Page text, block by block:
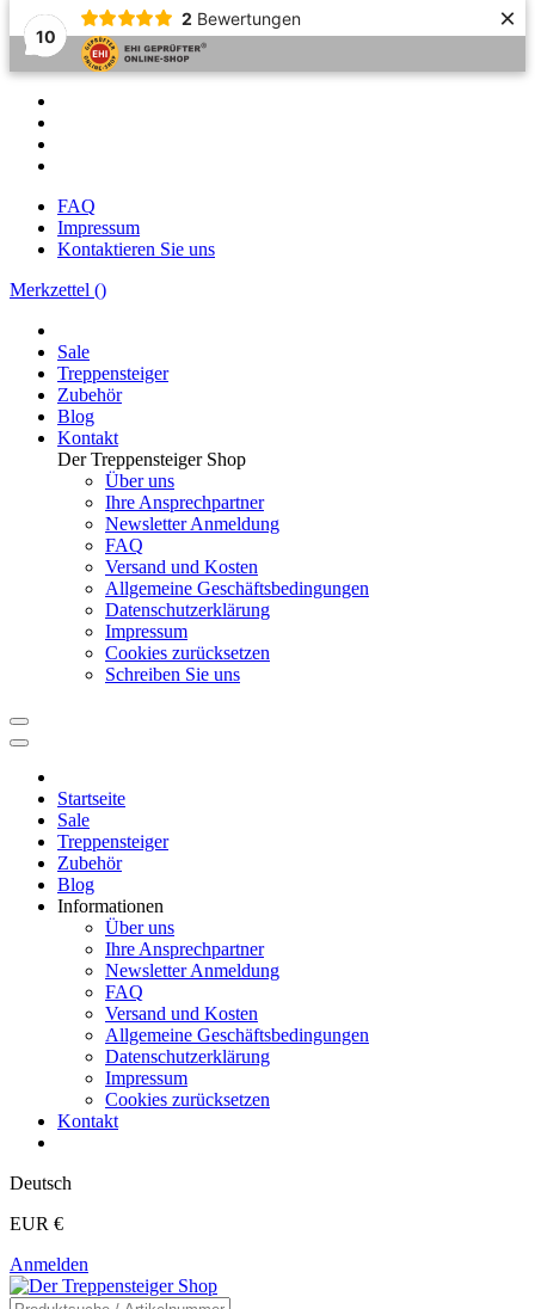
10
2 Bewertungen ×
FAQ
Impressum
Kontaktieren Sie uns
Merkzettel ()
Sale
Treppensteiger
Zubehör
Blog
Kontakt
Der Treppensteiger Shop
Über uns
Ihre Ansprechpartner
Newsletter Anmeldung
FAQ
Versand und Kosten
Allgemeine Geschäftsbedingungen
Datenschutzerklärung
Impressum
Cookies zurücksetzen
Schreiben Sie uns
Startseite
Sale
Treppensteiger
Zubehör
Blog
Informationen
Über uns
Ihre Ansprechpartner
Newsletter Anmeldung
FAQ
Versand und Kosten
Allgemeine Geschäftsbedingungen
Datenschutzerklärung
Impressum
Cookies zurücksetzen
Kontakt
Deutsch
EUR €
Anmelden